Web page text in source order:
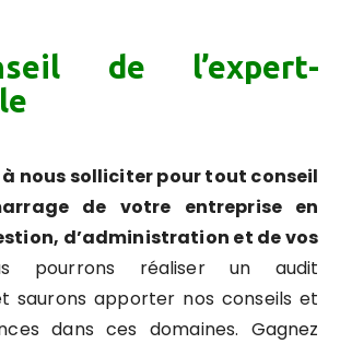
de l’expert-
à nous solliciter pour tout conseil
de votre entreprise en
d’administration et de vos
pourrons réaliser un audit
saurons apporter nos conseils et
dans ces domaines. Gagnez